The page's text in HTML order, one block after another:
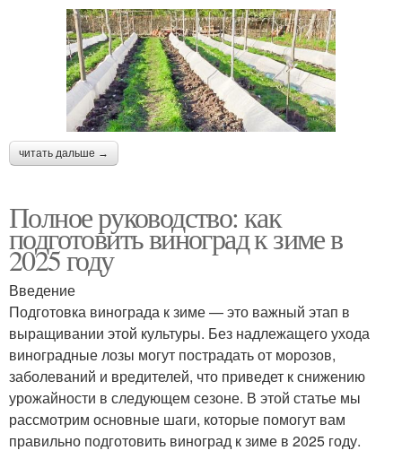
читать дальше →
Полное руководство: как
подготовить виноград к зиме в
2025 году
Введение
Подготовка винограда к зиме — это важный этап в
выращивании этой культуры. Без надлежащего ухода
виноградные лозы могут пострадать от морозов,
заболеваний и вредителей, что приведет к снижению
урожайности в следующем сезоне. В этой статье мы
рассмотрим основные шаги, которые помогут вам
правильно подготовить виноград к зиме в 2025 году.